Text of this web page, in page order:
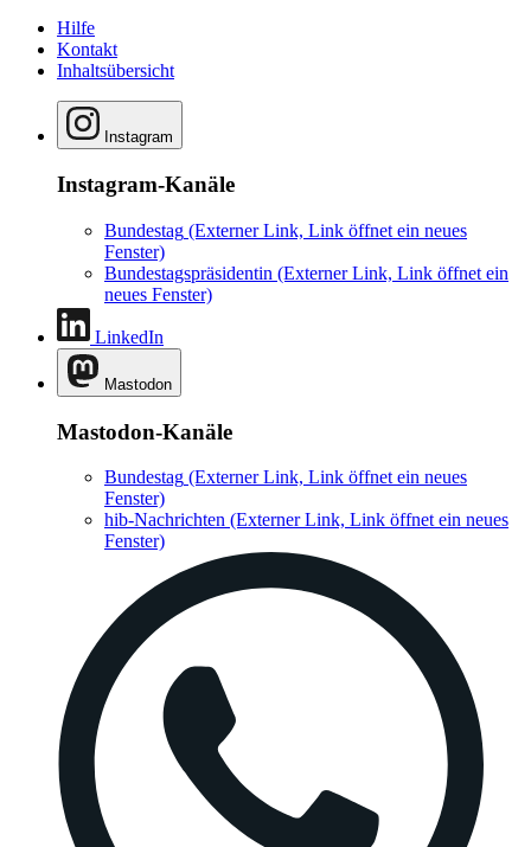
Hilfe
Kontakt
Inhaltsübersicht
Instagram
Instagram-Kanäle
Bundestag (Externer Link, Link öffnet ein neues
Fenster)
Bundestagspräsidentin (Externer Link, Link öffnet ein
neues Fenster)
LinkedIn
Mastodon
Mastodon-Kanäle
Bundestag (Externer Link, Link öffnet ein neues
Fenster)
hib-Nachrichten (Externer Link, Link öffnet ein neues
Fenster)